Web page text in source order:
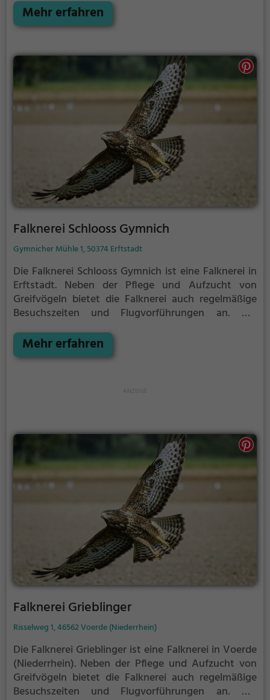
der Website
Mehr erfahren
Falknerei Schlooss Gymnich
Gymnicher Mühle 1, 50374 Erftstadt
Die Falknerei Schlooss Gymnich ist eine Falknerei in
Erftstadt. Neben der Pflege und Aufzucht von
Greifvögeln bietet die Falknerei auch regelmäßige
Besuchszeiten und Flugvorführungen an. Die
der Website
Mehr erfahren
Falknerei Grieblinger
Risselweg 1, 46562 Voerde (Niederrhein)
Die Falknerei Grieblinger ist eine Falknerei in Voerde
(Niederrhein). Neben der Pflege und Aufzucht von
Greifvögeln bietet die Falknerei auch regelmäßige
Besuchszeiten und Flugvorführungen an. Die